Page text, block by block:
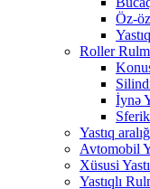
Öz-
Roller
İynə
Yastıq
Avtomobil
Xüsusi
Yastıqlı